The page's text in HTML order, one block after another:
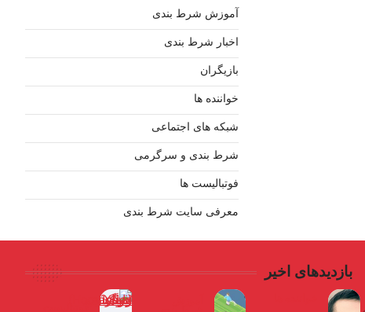
آموزش شرط بندی
اخبار شرط بندی
بازیگران
خواننده ها
شبکه های اجتماعی
شرط بندی و سرگرمی
فوتبالیست ها
معرفی سایت شرط بندی
بازدیدهای اخیر